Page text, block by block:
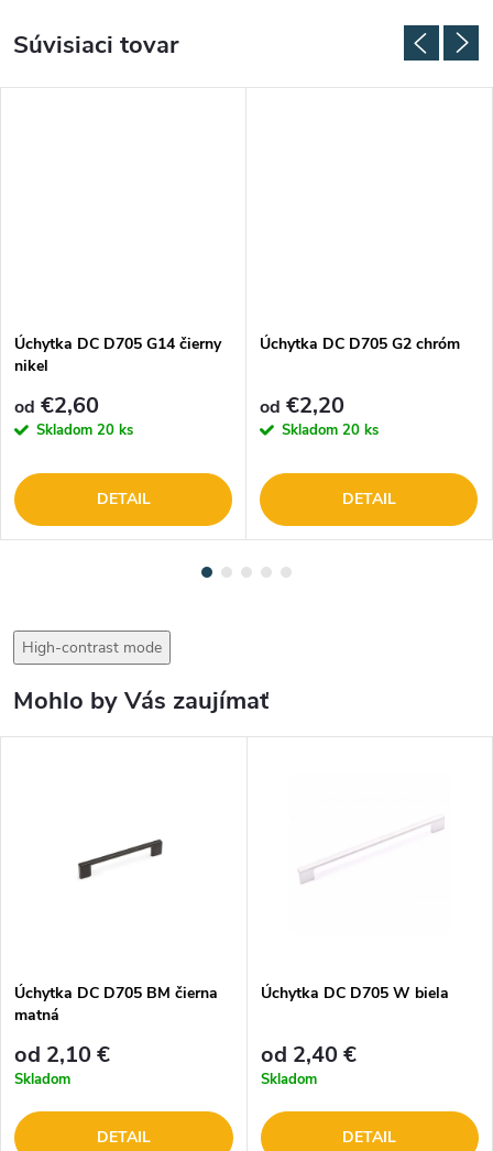
Súvisiaci tovar
Úchytka DC D705 G14 čierny
nikel
od €2,60
Skladom 20 ks
DETAIL
Úchytka DC D705 G2 chróm
od €2,20
Skladom 20 ks
DETAIL
High-contrast mode
Mohlo by Vás zaujímať
Úchytka DC D705 BM čierna
matná
od 2,10 €
Skladom
DETAIL
Úchytka DC D705 W biela
od 2,40 €
Skladom
DETAIL